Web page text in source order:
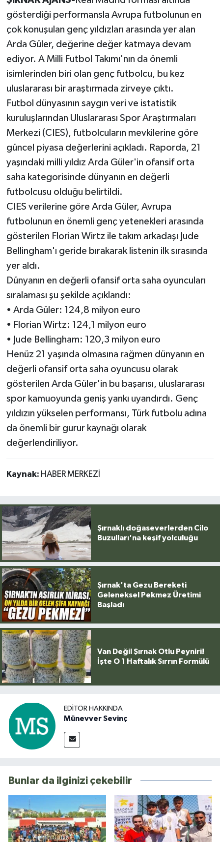
gösterdiği performansla Avrupa futbolunun en
çok konuşulan genç yıldızları arasında yer alan
Arda Güler, değerine değer katmaya devam
ediyor. A Milli Futbol Takımı'nın da önemli
isimlerinden biri olan genç futbolcu, bu kez
uluslararası bir araştırmada zirveye çıktı.
Futbol dünyasının saygın veri ve istatistik
kuruluşlarından Uluslararası Spor Araştırmaları
Merkezi (CIES), futbolcuların mevkilerine göre
güncel piyasa değerlerini açıkladı. Raporda, 21
yaşındaki milli yıldız Arda Güler'in ofansif orta
saha kategorisinde dünyanın en değerli
futbolcusu olduğu belirtildi.
CIES verilerine göre Arda Güler, Avrupa
futbolunun en önemli genç yetenekleri arasında
gösterilen Florian Wirtz ile takım arkadaşı Jude
Bellingham'ı geride bırakarak listenin ilk sırasında
yer aldı.
Dünyanın en değerli ofansif orta saha oyuncuları
sıralaması şu şekilde açıklandı:
• Arda Güler: 124,8 milyon euro
• Florian Wirtz: 124,1 milyon euro
• Jude Bellingham: 120,3 milyon euro
Henüz 21 yaşında olmasına rağmen dünyanın en
değerli ofansif orta saha oyuncusu olarak
gösterilen Arda Güler'in bu başarısı, uluslararası
spor kamuoyunda geniş yankı uyandırdı. Genç
yıldızın yükselen performansı, Türk futbolu adına
da önemli bir gurur kaynağı olarak
değerlendiriliyor.
Kaynak: HABER MERKEZİ
Şırnaklı doğaseverlerden Cilo
Buzulları'na keşif yolculuğu
Şırnak'ta Gezu Bereketi
Geleneksel Pekmez Üretimi
Başladı
Van Değil Şırnak Otlu Peyniri!
İşte O 1 Haftalık Sırrın Formülü
EDITÖR HAKKINDA
Münevver Sevinç
Bunlar da ilginizi çekebilir